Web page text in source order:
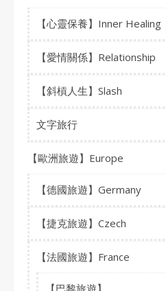
【心靈保養】Inner Healing
【愛情關係】Relationship
【斜槓人生】Slash
文字旅行
【歐洲旅遊】Europe
【德國旅遊】Germany
【捷克旅遊】Czech
【法國旅遊】France